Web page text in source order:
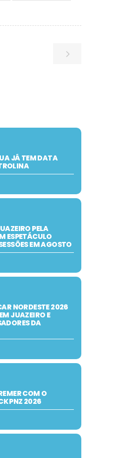
JÁ TEM DATA
PELA
ESPETÁCULO
EM AGOSTO
NORDESTE 2026
JUAZEIRO E
DA
COM O
PNZ 2026